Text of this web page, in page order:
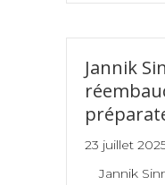
Jannik
23 juillet
Jannik